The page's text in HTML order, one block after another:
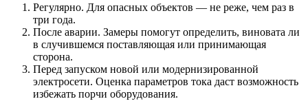
Регулярно. Для опасных объектов — не реже, чем раз в
три года.
После аварии. Замеры помогут определить, виновата ли
в случившемся поставляющая или принимающая
сторона.
Перед запуском новой или модернизированной
электросети. Оценка параметров тока даст возможность
избежать порчи оборудования.